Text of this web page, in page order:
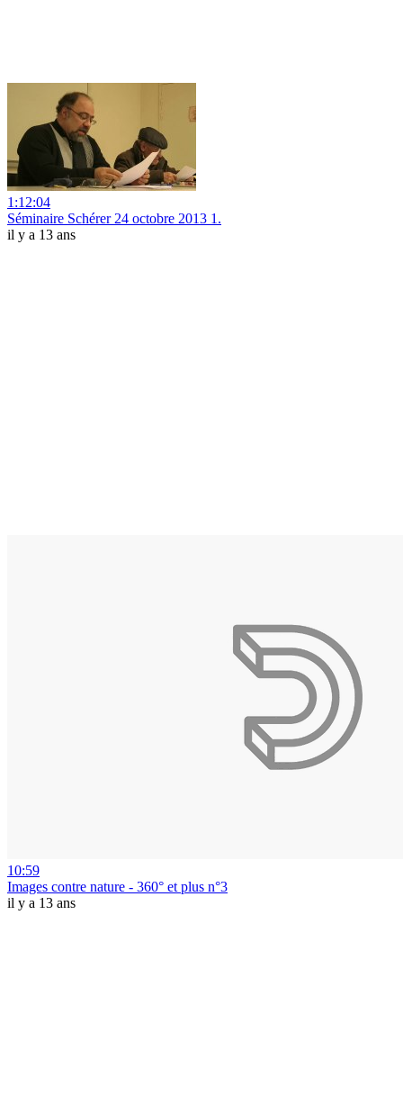
1:12:04
Séminaire Schérer 24 octobre 2013 1.
il y a 13 ans
10:59
Images contre nature - 360° et plus n°3
il y a 13 ans